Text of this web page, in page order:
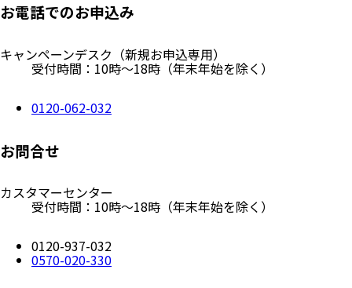
お電話でのお申込み
キャンペーンデスク （新規お申込専用）
受付時間：10時～18時（年末年始を除く）
0120-062-032
お問合せ
カスタマーセンター
受付時間：10時～18時（年末年始を除く）
0120-937-032
0570-020-330